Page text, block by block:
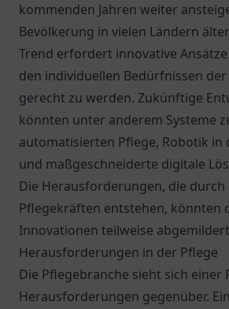
kommenden Jahren weiter
Bevölkerung in vielen Ländern
Trend erfordert innovative
den individuellen Bedürfnissen
gerecht zu werden. Zukünftige
könnten unter anderem Systeme
automatisierten Pflege, Robotik in
und maßgeschneiderte digitale
Die Herausforderungen, die durch
Pflegekräften entstehen, könnten
Innovationen teilweise
Herausforderungen in der Pflege
Die Pflegebranche sieht sich einer
Herausforderungen gegenüber.